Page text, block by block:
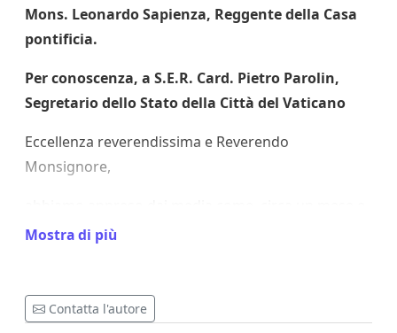
Mons. Leonardo Sapienza, Reggente della Casa
pontificia.
Per conoscenza, a S.E.R. Card. Pietro Parolin,
Segretario dello Stato della Città del Vaticano
Eccellenza reverendissima e Reverendo
Monsignore,
mezzo fa, il Santo Padre Leone XIV ha ricevuto un
gestito da Lei, Mons. Sapienza, in qualità di
Mostra di più
Contatta l'autore